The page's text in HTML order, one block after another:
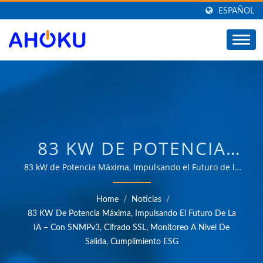
ESPAÑOL
83 KW DE POTENCIA
MÁXIMA, IMPULSANDO
EL FUTURO DE LA IA –
CON SNMPV3, CIFRADO
SSL, MONITOREO A
83 kW de Potencia Máxima, Impulsando el Futuro de la
IA – Con SNMPv3, Cifrado SSL, Monitoreo a Nivel de
Salida, Cumplimiento ESG | Más de 35 años de
experiencia confiable en OEM y ODM proporcionando
productos que satisfacen las necesidades de
aplicaciones de gestión de energía en diversos campos
Home / Noticias
/
83 KW De Potencia Máxima, Impulsando El Futuro De La
IA – Con SNMPv3, Cifrado SSL, Monitoreo A Nivel De
Salida, Cumplimiento ESG